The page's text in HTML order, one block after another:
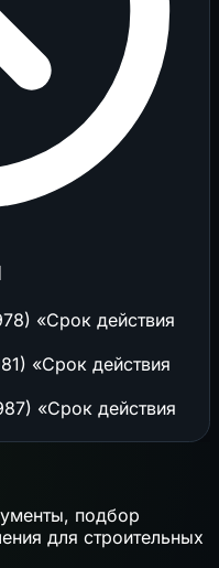
«Срок действия
«Срок действия
«Срок действия
подбор
для строительных